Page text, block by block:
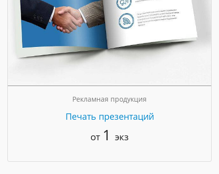
Рекламная продукция
Печать презентаций
от 1 экз